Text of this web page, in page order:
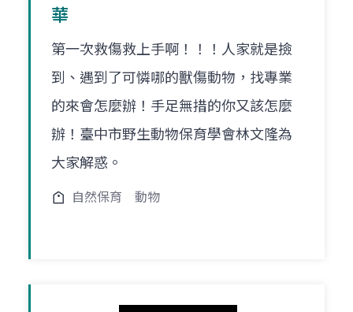
華
第一次救傷救上手啊！！！人家就是撿
到、遇到了可憐哪的獸傷動物，找專業
的來會怎麼辦！手足無措的你又該怎麼
辦！臺中市野生動物保育學會林文隆為
大家解惑。
自然保育 動物